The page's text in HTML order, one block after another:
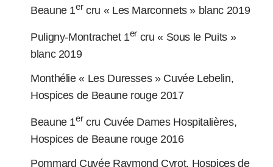
Beaune 1ercru « Les Marconnets » blanc 2019
Puligny-Montrachet 1er cru « Sous le Puits »
blanc 2019
Monthélie « Les Duresses » Cuvée Lebelin,
Hospices de Beaune rouge 2017
Beaune 1ercru Cuvée Dames Hospitalières,
Hospices de Beaune rouge 2016
Pommard Cuvée Raymond Cyrot, Hospices de